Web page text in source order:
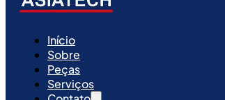
Início
Sobre
Peças
Serviços